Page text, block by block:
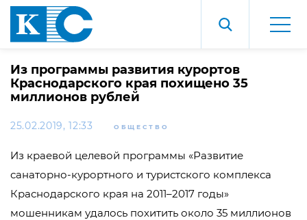
Из программы развития курортов
Краснодарского края похищено 35
миллионов рублей
25.02.2019, 12:33 ОБЩЕСТВО
Из краевой целевой программы «Развитие
санаторно-курортного и туристского комплекса
Краснодарского края на 2011–2017 годы»
мошенникам удалось похитить около 35 миллионов